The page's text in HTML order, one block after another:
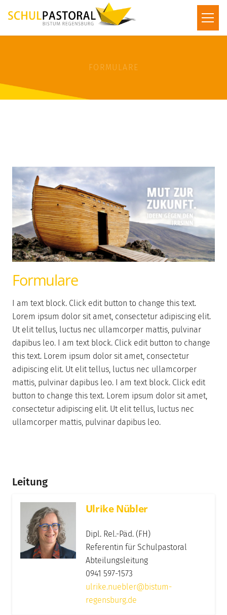
FORMULARE
Formulare
I am text block. Click edit button to change this text.
Lorem ipsum dolor sit amet, consectetur adipiscing elit.
Ut elit tellus, luctus nec ullamcorper mattis, pulvinar
dapibus leo. I am text block. Click edit button to change
this text. Lorem ipsum dolor sit amet, consectetur
adipiscing elit. Ut elit tellus, luctus nec ullamcorper
mattis, pulvinar dapibus leo. I am text block. Click edit
button to change this text. Lorem ipsum dolor sit amet,
consectetur adipiscing elit. Ut elit tellus, luctus nec
ullamcorper mattis, pulvinar dapibus leo.
Leitung
Ulrike Nübler
Dipl. Rel.-Päd. (FH)
Referentin für Schulpastoral
Abteilungsleitung
0941 597-1573
ulrike.nuebler@bistum-
regensburg.de